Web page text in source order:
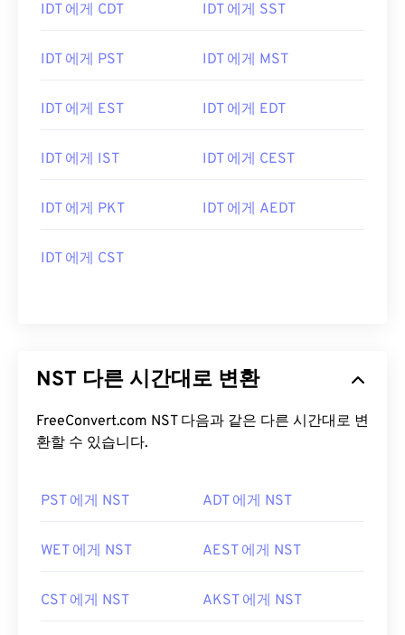
IDT 에게 CDT IDT 에게 SST
IDT 에게 PST IDT 에게 MST
IDT 에게 EST IDT 에게 EDT
IDT 에게 IST IDT 에게 CEST
IDT 에게 PKT IDT 에게 AEDT
IDT 에게 CST
NST 다른 시간대로 변환
FreeConvert.com NST 다음과 같은 다른 시간대로 변
환할 수 있습니다.
PST 에게 NST ADT 에게 NST
WET 에게 NST AEST 에게 NST
CST 에게 NST AKST 에게 NST